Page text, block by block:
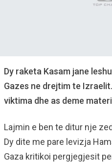
Dy raketa Kasam jane
Gazes ne drejtim te
viktima dhe as deme
Lajmin e ben te ditur nje
Dy dite me pare levizja
Gaza kritikoi pergjegjesit